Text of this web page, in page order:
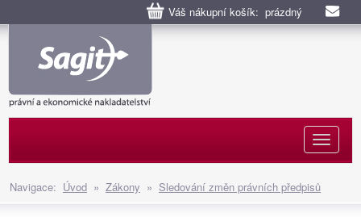
Váš nákupní košík: prázdný
Navigace: Úvod » Zákony » Sledování změn právních předpisů